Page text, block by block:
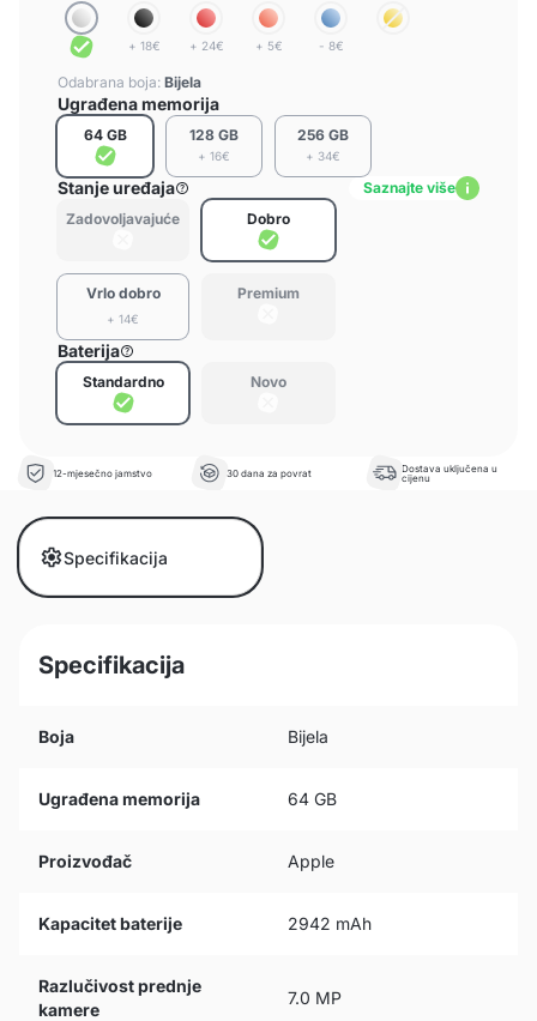
+ 18€ + 24€ + 5€ - 8€
Odabrana boja: Bijela
Ugrađena memorija
64 GB 128 GB
+ 16€
256 GB
+ 34€
Stanje uređaja
Saznajte više
Zadovoljavajuće
Dobro
Vrlo dobro
+ 14€
Premium
Baterija
Standardno Novo
12-mjesečno jamstvo 30 dana za povrat
Dostava uključena u
cijenu
Specifikacija
Specifikacija
Boja Bijela
Ugrađena memorija 64 GB
Proizvođač Apple
Kapacitet baterije 2942 mAh
Razlučivost prednje
kamere
7.0 MP